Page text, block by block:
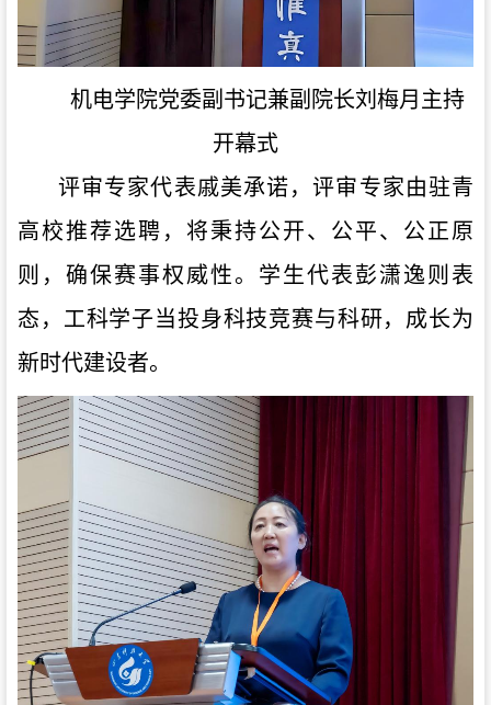
机电学院党委副书记兼副院长刘梅月主持
开幕式
评审专家代表戚美承诺，评审专家由驻青
高校推荐选聘，将秉持公开、公平、公正原
则，确保赛事权威性。学生代表彭潇逸则表
态，工科学子当投身科技竞赛与科研，成长为
新时代建设者。